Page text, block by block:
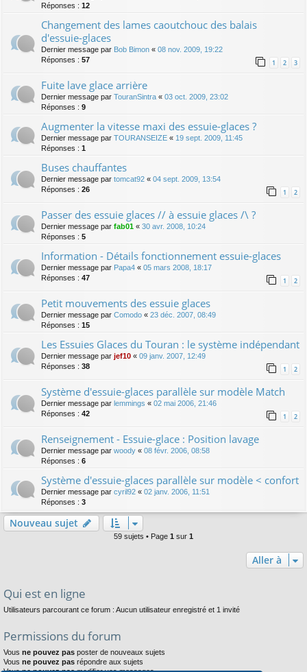
Réponses : 12
Changement des lames caoutchouc des balais
d'essuie-glaces
Dernier message par Bob Bimon « 08 nov. 2009, 19:22
Réponses : 57 1 2 3
Fuite lave glace arrière
Dernier message par TouranSintra « 03 oct. 2009, 23:02
Réponses : 9
Augmenter la vitesse maxi des essuie-glaces ?
Dernier message par TOURANSEIZE « 19 sept. 2009, 11:45
Réponses : 1
Buses chauffantes
Dernier message par tomcat92 « 04 sept. 2009, 13:54
Réponses : 26 1 2
Passer des essuie glaces // à essuie glaces /\ ?
Dernier message par fab01 « 30 avr. 2008, 10:24
Réponses : 5
Information - Détails fonctionnement essuie-glaces
Dernier message par Papa4 « 05 mars 2008, 18:17
Réponses : 47 1 2
Petit mouvements des essuie glaces
Dernier message par Comodo « 23 déc. 2007, 08:49
Réponses : 15
Les Essuies Glaces du Touran : le système indépendant
Dernier message par jef10 « 09 janv. 2007, 12:49
Réponses : 38 1 2
Système d'essuie-glaces parallèle sur modèle Match
Dernier message par lemmings « 02 mai 2006, 21:46
Réponses : 42 1 2
Renseignement - Essuie-glace : Position lavage
Dernier message par woody « 08 févr. 2006, 08:58
Réponses : 6
Système d'essuie-glaces parallèle sur modèle < confort
Dernier message par cyril92 « 02 janv. 2006, 11:51
Réponses : 3
Nouveau sujet
59 sujets • Page 1 sur 1
Aller à
Qui est en ligne
Utilisateurs parcourant ce forum : Aucun utilisateur enregistré et 1 invité
Permissions du forum
Vous ne pouvez pas poster de nouveaux sujets
Vous ne pouvez pas répondre aux sujets